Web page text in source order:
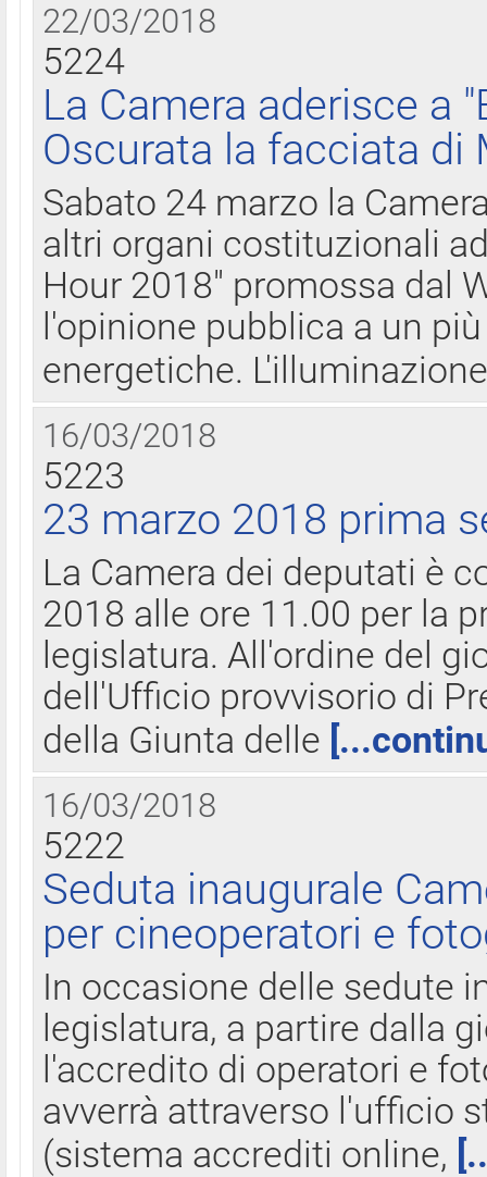
22/03/2018
5224
La Camera aderisce a
Oscurata la facciata di
Sabato 24 marzo la
altri organi costituzionali
Hour 2018" promossa dal
l'opinione pubblica a un
energetiche.
16/03/2018
5223
23 marzo 2018 prima
La Camera dei deputati è
2018 alle ore 11.00 per la
legislatura. All'ordine del
dell'Ufficio provvisorio di
della Giunta delle
16/03/2018
5222
Seduta inaugurale
per cineoperatori e
In occasione delle sedute
legislatura, a partire dalla
l'accredito di operatori e
avverrà attraverso l'ufficio
(sistema accrediti online,